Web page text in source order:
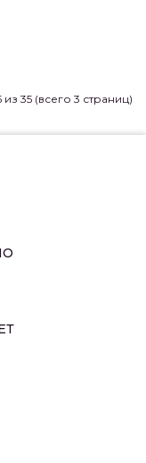
из 35 (всего 3 страниц)